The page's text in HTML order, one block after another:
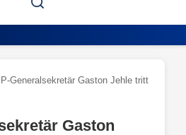
Search
Generalsekretär Gaston Jehle tritt
Gaston